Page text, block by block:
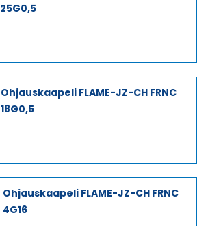
25G0,5
Ohjauskaapeli FLAME-JZ-CH FRNC
18G0,5
Ohjauskaapeli FLAME-JZ-CH FRNC
4G16